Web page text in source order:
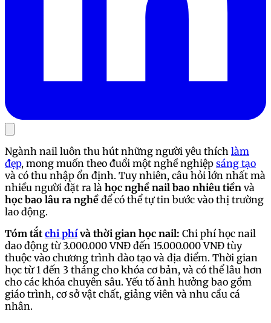
Ngành nail luôn thu hút những người yêu thích làm
đẹp, mong muốn theo đuổi một nghề nghiệp sáng tạo
và có thu nhập ổn định. Tuy nhiên, câu hỏi lớn nhất mà
nhiều người đặt ra là học nghề nail bao nhiêu tiền và
học bao lâu ra nghề để có thể tự tin bước vào thị trường
lao động.
Tóm tắt chi phívà thời gian học nail: Chi phí học nail
dao động từ 3.000.000 VNĐ đến 15.000.000 VNĐ tùy
thuộc vào chương trình đào tạo và địa điểm. Thời gian
học từ 1 đến 3 tháng cho khóa cơ bản, và có thể lâu hơn
cho các khóa chuyên sâu. Yếu tố ảnh hưởng bao gồm
giáo trình, cơ sở vật chất, giảng viên và nhu cầu cá
nhân.